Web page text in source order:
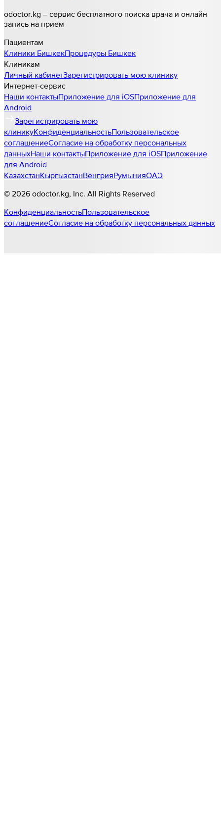
odoctor.kg – сервис бесплатного поиска врача и онлайн
запись на прием
Пациентам
Клиники БишкекПроцедуры Бишкек
Клиникам
Личный кабинетЗарегистрировать мою клинику
Интернет-сервис
Наши контактыПриложение для iOSПриложение для
Android
Зарегистрировать мою
клиникуКонфиденциальностьПользовательское
соглашениеСогласие на обработку персональных
данныхНаши контактыПриложение для iOSПриложение
для Android
КазахстанКыргызстанВенгрияРумынияОАЭ
© 2026 odoctor.kg , Inc. All Rights Reserved
КонфиденциальностьПользовательское
соглашениеСогласие на обработку персональных данных